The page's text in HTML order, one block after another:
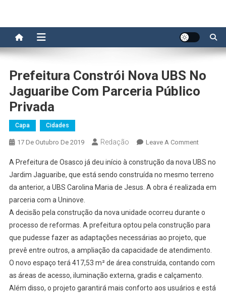
Prefeitura Constrói Nova UBS No
Jaguaribe Com Parceria Público
Privada
Capa Cidades
17 De Outubro De 2019 Redação Leave A CommentOn
Constrói
Nova
UBS
Com
A Prefeitura de Osasco já deu início à construção da nova UBS no
Jardim Jaguaribe, que está sendo construída no mesmo terreno
da anterior, a UBS Carolina Maria de Jesus. A obra é realizada em
parceria com a Uninove.
A decisão pela construção da nova unidade ocorreu durante o
processo de reformas. A prefeitura optou pela construção para
que pudesse fazer as adaptações necessárias ao projeto, que
prevê entre outros, a ampliação da capacidade de atendimento.
O novo espaço terá 417,53 m² de área construída, contando com
as áreas de acesso, iluminação externa, gradis e calçamento.
Além disso, o projeto garantirá mais conforto aos usuários e está